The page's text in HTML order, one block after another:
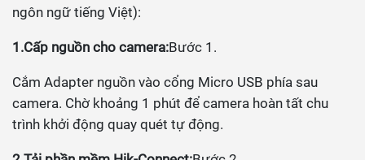
ngôn ngữ tiếng Việt):
1.Cấp nguồn cho camera:Bước 1.
Cắm Adapter nguồn vào cổng Micro USB phía sau
camera. Chờ khoảng 1 phút để camera hoàn tất chu
trình khởi động quay quét tự động.